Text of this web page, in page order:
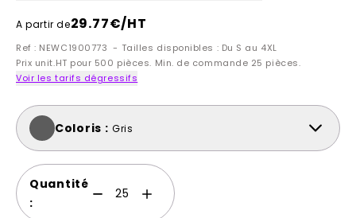
A partir de29.77€/HT
Ref : NEWC1900773 - Tailles disponibles : Du S au 4XL
Prix unit.HT pour 500 pièces. Min. de commande 25 pièces.
Voir les tarifs dégressifs
Coloris : Gris
Quantité
: